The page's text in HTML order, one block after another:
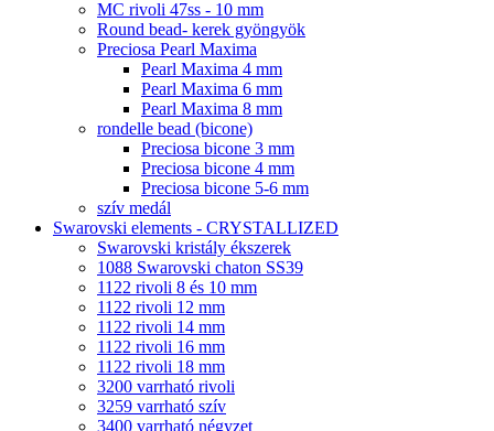
MC rivoli 47ss - 10 mm
Round bead- kerek gyöngyök
Preciosa Pearl Maxima
Pearl Maxima 4 mm
Pearl Maxima 6 mm
Pearl Maxima 8 mm
rondelle bead (bicone)
Preciosa bicone 3 mm
Preciosa bicone 4 mm
Preciosa bicone 5-6 mm
szív medál
Swarovski elements - CRYSTALLIZED
Swarovski kristály ékszerek
1088 Swarovski chaton SS39
1122 rivoli 8 és 10 mm
1122 rivoli 12 mm
1122 rivoli 14 mm
1122 rivoli 16 mm
1122 rivoli 18 mm
3200 varrható rivoli
3259 varrható szív
3400 varrható négyzet